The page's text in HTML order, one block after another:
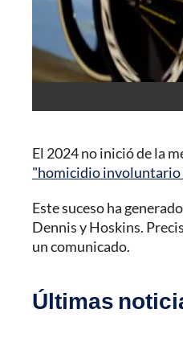
El 2024 no inició de la
"homicidio involuntario
Este suceso ha
Dennis y Hoskins.
un comunicado.
Últimas